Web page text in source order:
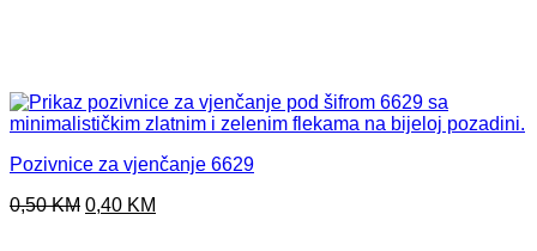
Pozivnice za vjenčanje 6629
0,50KM Original
0,40 KM